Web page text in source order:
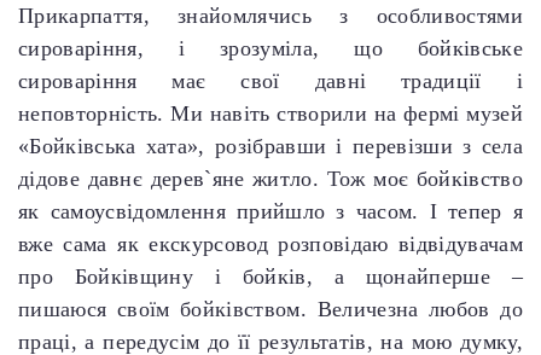
Прикарпаття, знайомлячись з особливостями
сироваріння, і зрозуміла, що бойківське
сироваріння має свої давні традиції і
неповторність. Ми навіть створили на фермі музей
«Бойківська хата», розібравши і перевізши з села
дідове давнє дерев`яне житло. Тож моє бойківство
як самоусвідомлення прийшло з часом. І тепер я
вже сама як екскурсовод розповідаю відвідувачам
про Бойківщину і бойків, а щонайперше –
пишаюся своїм бойківством. Величезна любов до
праці, а передусім до її результатів, на мою думку,